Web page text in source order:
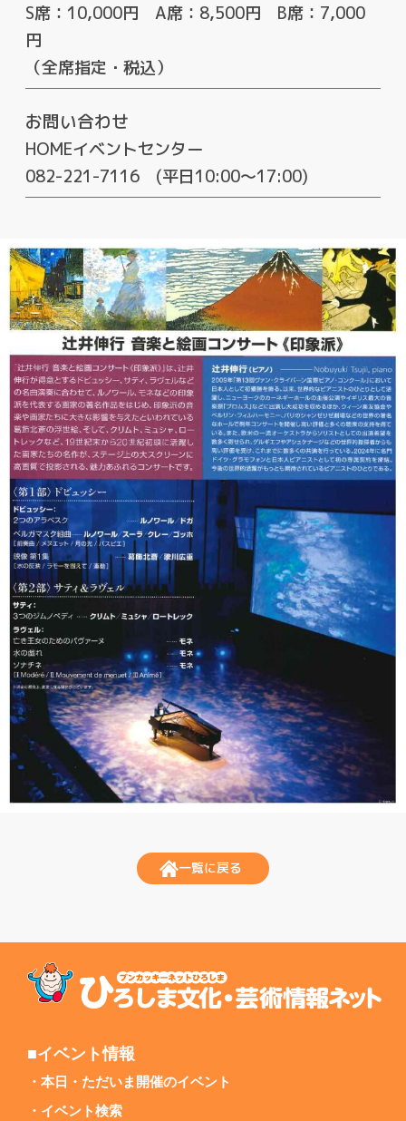
S席：10,000円 A席：8,500円 B席：7,000
円
（全席指定・税込）
お問い合わせ
HOMEイベントセンター
082-221-7116 (平日10:00～17:00)
一覧に戻る
■イベント情報
本日・ただいま開催のイベント
イベント検索